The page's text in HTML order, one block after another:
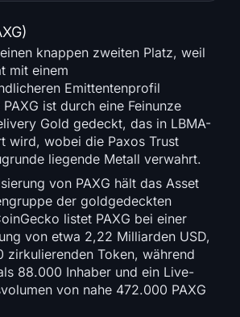
knappen zweiten Platz, weil
mit einem
Emittentenprofil
ist durch eine Feinunze
Gold gedeckt, das in LBMA-
wird, wobei die Paxos Trust
liegende Metall verwahrt.
von PAXG hält das Asset
der goldgedeckten
listet PAXG bei einer
von etwa 2,22 Milliarden USD,
zirkulierenden Token, während
88.000 Inhaber und ein Live-
von nahe 472.000 PAXG